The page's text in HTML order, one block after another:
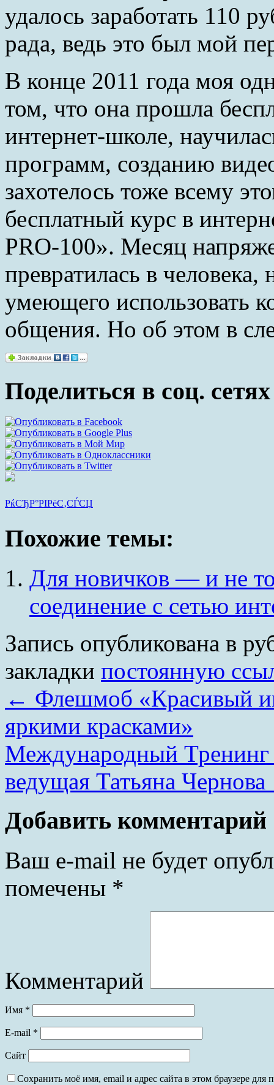
удалось заработать 110
рада, ведь это был мой
В конце 2011 года моя
том, что она прошла
интернет-школе,
программ, созданию
захотелось тоже всему
бесплатный курс в
PRO-100». Месяц
превратилась в
умеющего использовать
общения. Но об этом в
Поделиться в соц. сетях
РќСЂР°РІРёС‚СЃСЏ
Похожие темы:
Для новичков — и не
соединение с сетью
Запись опубликована в
закладки постоянную
← Флешмоб «Красивый
яркими красками»
Международный
ведущая Татьяна Чернова
Добавить комментарий
Ваш e-mail не будет
помечены *
Комментарий
Имя *
E-mail *
Сайт
Сохранить моё имя, email и адрес сайта в этом браузере